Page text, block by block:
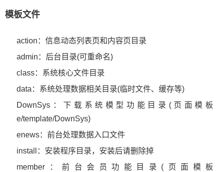
模板文件
action：信息动态列表页和内容页目录
admin：后台目录(可重命名)
class：系统核心文件目录
data：系统处理数据相关目录(临时文件、缓存等)
DownSys：下载系统模型功能目录(页面模板
e/template/DownSys)
enews：前台处理数据入口文件
install：安装程序目录，安装后请删除掉
member：前台会员功能目录(页面模板